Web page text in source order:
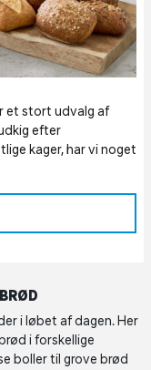
et stort udvalg af
efter
kager, har vi noget
i løbet af dagen. Her
i forskellige
boller til grove brød